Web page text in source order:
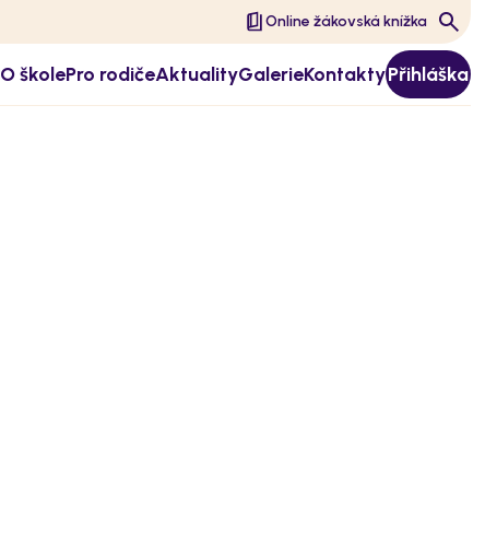
Online žákovská knížka
O školePro rodičeAktualityGalerieKontaktyPřihláška